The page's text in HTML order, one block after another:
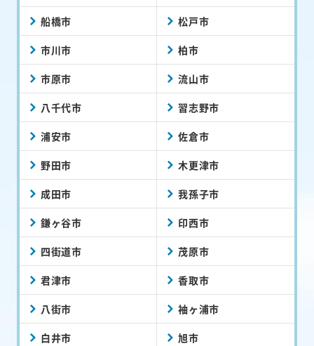
船橋市 松戸市
市川市 柏市
市原市 流山市
八千代市 習志野市
浦安市 佐倉市
野田市 木更津市
成田市 我孫子市
鎌ヶ谷市 印西市
四街道市 茂原市
君津市 香取市
八街市 袖ヶ浦市
白井市 旭市